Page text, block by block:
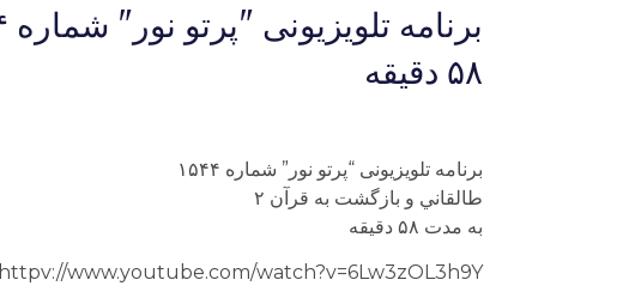
۵۸ دقيقه
برنامه تلويزيونى “پرتو نور” شماره ۱۵۴۴
طالقاني و بازگشت به قرآن ۲
به مدت ۵۸ دقيقه
httpv://www.youtube.com/watch?v=6Lw3zOL3h9Y